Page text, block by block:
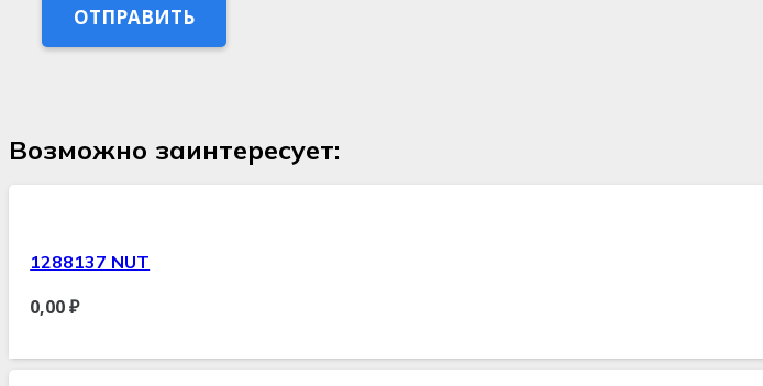
Возможно заинтересует:
1288137 NUT
0,00₽